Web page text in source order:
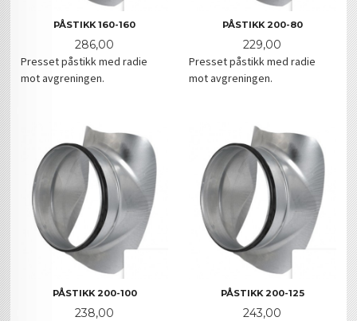
PÅSTIKK 160-160
Pris
286,00
Presset påstikk med radie
mot avgreningen.
PÅSTIKK 200-80
Pris
229,00
Presset påstikk med radie
mot avgreningen.
PÅSTIKK 200-100
Pris
238,00
PÅSTIKK 200-125
Pris
243,00